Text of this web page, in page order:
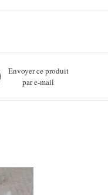
Envoyer ce produit
par e-mail